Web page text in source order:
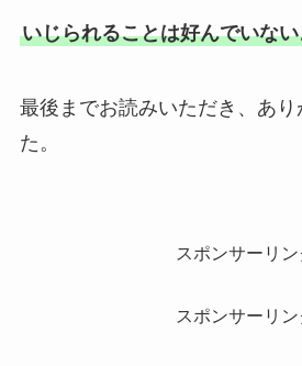
いじられることは好んでいな
最後までお読みいただき、あり
た。
スポンサーリン
スポンサーリン